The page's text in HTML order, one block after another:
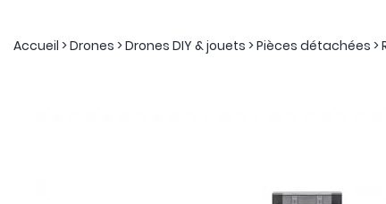
Accueil >Drones >Drones DIY & jouets >Pièces détachées >